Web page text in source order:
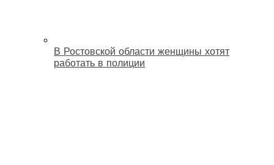
В Ростовской области женщины хотят
работать в полиции